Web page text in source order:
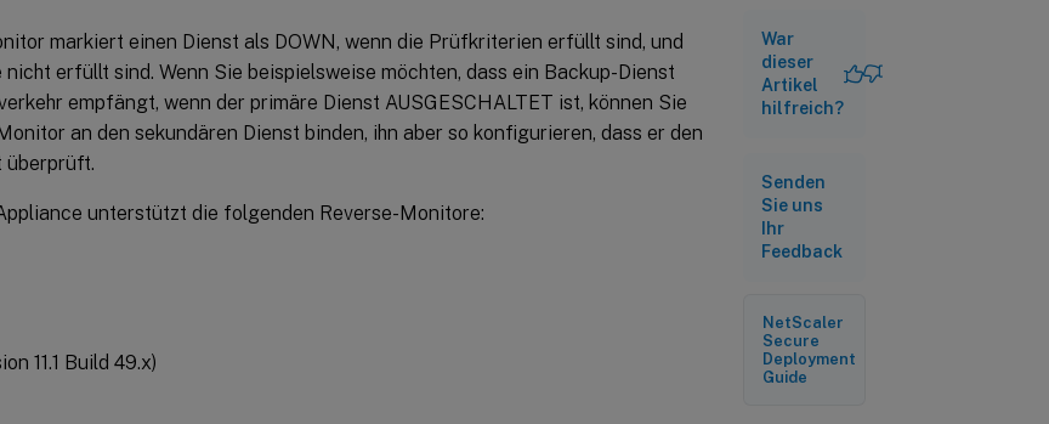
markiert einen Dienst als DOWN, wenn die Prüfkriterien erfüllt sind, und
nicht erfüllt sind. Wenn Sie beispielsweise möchten, dass ein Backup-Dienst
empfängt, wenn der primäre Dienst AUSGESCHALTET ist, können Sie
an den sekundären Dienst binden, ihn aber so konfigurieren, dass er den
überprüft.
unterstützt die folgenden Reverse-Monitore:
11.1 Build 49.x)
für einen
Dienst
TCP-
Dienst
konfigurieren
War
dieser
Artikel
hilfreich?
Senden
Sie uns
Ihr
Feedback
NetScaler
Secure
Deployment
Guide